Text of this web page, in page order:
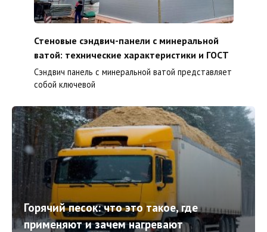
Стеновые сэндвич-панели с минеральной
ватой: технические характеристики и ГОСТ
Сэндвич панель с минеральной ватой представляет
собой ключевой
Горячий песок: что это такое, где
применяют и зачем нагревают